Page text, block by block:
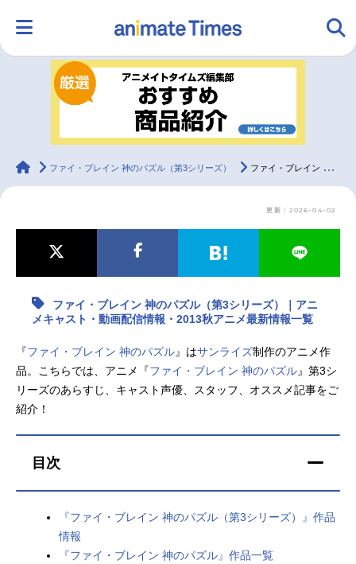
ランキング アニメ
ラジオ
最新記事一覧
アニメ記事一覧 声優記事一覧
アニメ映画一覧 実写化映画一覧
今期アニメ曜日別一覧
男性声優/女性声優一覧
FOLLOW US
animateTimes
ファイ・ブレイン 神のパズル（第3シリーズ） ファイ・ブレイン 神のパズル（第3シリーズ）｜アニメキャスト・動画配信情報・2013秋アニメ最新情報一覧
更新：2026-04-02
ファイ・ブレイン 神のパズル（第3シリーズ）｜アニ
メキャスト・動画配信情報・2013秋アニメ最新情報一覧
『ファイ・ブレイン 神のパズル』はサンライズ制作のアニメ作
品。こちらでは、アニメ『ファイ・ブレイン 神のパズル』第3シ
リーズのあらすじ、キャスト声優、スタッフ、オススメ記事をご
紹介！
目次
『ファイ・ブレイン 神のパズル（第3シリーズ）』作品
情報
『ファイ・ブレイン 神のパズル』作品一覧